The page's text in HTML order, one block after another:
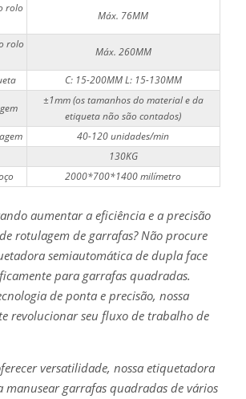
rolo
Máx. 76MM
rolo
Máx. 260MM
C: 15-200MM L: 15-130MM
±1mm (os tamanhos do material e da
etiqueta não são contados)
40-120 unidades/min
130KG
2000*700*1400 milímetro
aumentar a eficiência e a precisão
rotulagem de garrafas? Não procure
semiautomática de dupla face
para garrafas quadradas.
de ponta e precisão, nossa
revolucionar seu fluxo de trabalho de
versatilidade, nossa etiquetadora
manusear garrafas quadradas de vários